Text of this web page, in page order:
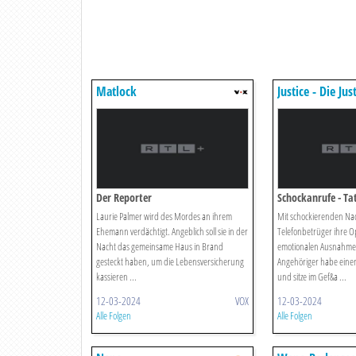
Matlock
Der Reporter
Laurie Palmer wird des Mordes an ihrem
Ehemann verdächtigt. Angeblich soll sie in der
Nacht das gemeinsame Haus in Brand
gesteckt haben, um die Lebensversicherung
kassieren ...
12-03-2024 VOX
Alle Folgen
Justice - Die
Schockanrufe -
Mit schockierenden
Telefonbetrüger ihre
emotionalen
Angehöriger habe
und sitze im Gef&a ...
12-03-2024
Alle Folgen